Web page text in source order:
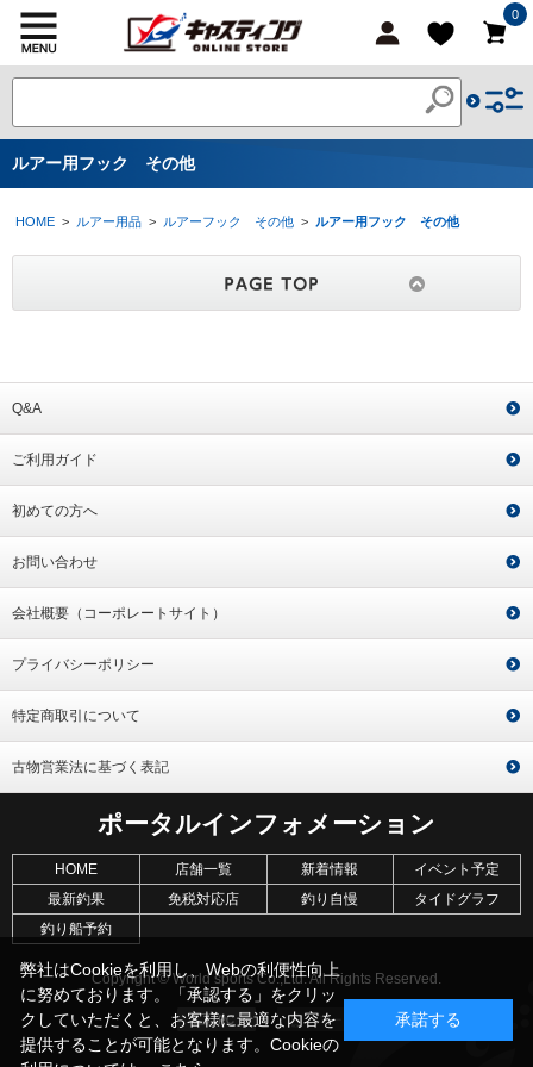
0
ルアー用フック その他
HOME > ルアー用品 > ルアーフック その他 > ルアー用フック その他
Q&A
ご利用ガイド
初めての方へ
お問い合わせ
会社概要（コーポレートサイト）
プライバシーポリシー
特定商取引について
古物営業法に基づく表記
ポータルインフォメーション
HOME 店舗一覧 新着情報
イベント予定
最新釣果
免税対応店 釣り自慢
タイドグラフ
釣り船予約
Copyright © World sports Co.,Ltd. All Rights Reserved.
弊社はCookieを利用し、Webの利便性向上
に努めております。「承認する」をクリッ
クしていただくと、お客様に最適な内容を
提供することが可能となります。Cookieの
承諾する